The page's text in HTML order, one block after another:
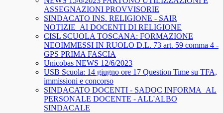
ASSEGNAZIONI PROVVISORIE
SINDACATO INS. RELIGIONE - SAIR
NOTIZIE_AI DOCENTI DI RELIGIONE
CISL SCUOLA TOSCANA: FORMAZIONE
NEOIMMESSI IN RUOLO D.L. 73 art. 59 comma 4 -
GPS PRIMA FASCIA
Unicobas NEWS 12/6/2023
USB Scuola: 14 giugno ore 17 Question Time su TFA,
immissioni e concorso
SINDACATO DOCENTI - SADOC INFORMA_AL
PERSONALE DOCENTE - ALL'ALBO
SINDACALE